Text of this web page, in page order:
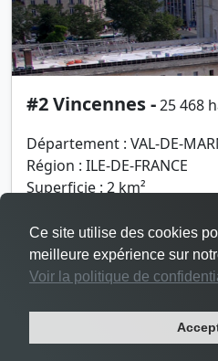
#2 Vincennes -25 468
Département : VAL-DE-
Région : ILE-DE-FRANCE
Superficie : 2 km²
Ce site utilise des cookies
meilleure expérience sur
Voir la politique de